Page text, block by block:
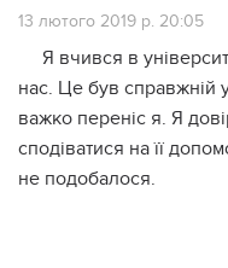
13 лютого 2019 р. 20:05
Я вчився в
нас. Це був справжній
важко переніс я. Я
сподіватися на її
не подобалося.